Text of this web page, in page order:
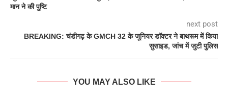
मान ने की पुष्टि
next post
BREAKING: चंडीगढ़ के GMCH 32 के जूनियर डाॅक्टर ने बाथरूम में किया
सुसाइड, जांच में जुटी पुलिस
YOU MAY ALSO LIKE